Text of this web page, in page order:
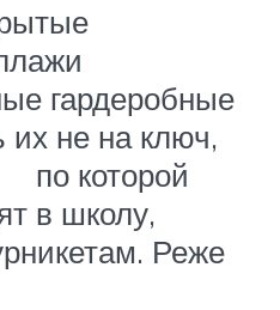
гардеробные
их не на ключ,
по которой
в школу,
Реже